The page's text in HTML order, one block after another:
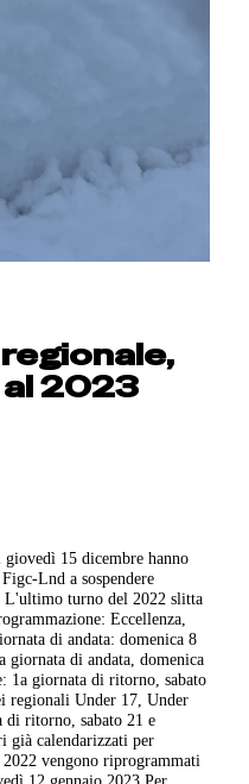
2023
15 dicembre hanno
Lnd a sospendere
turno del 2022 slitta
Eccellenza,
di andata: domenica 8
giornata di andata, domenica
1a giornata di ritorno, sabato
regionali Under 17, Under
di ritorno, sabato 21 e
già calendarizzati per
vengono riprogrammati